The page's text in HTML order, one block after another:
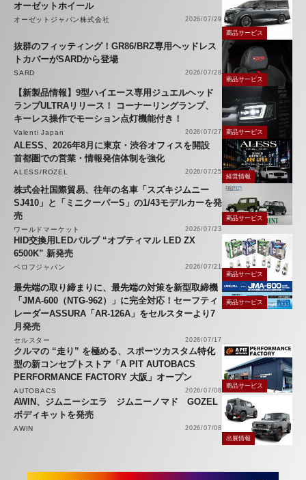
オーゼットホイール
オーゼットジャパン株式会社
2026/07/29
商品サービス
抜群のフィッティング！GR86/BRZ専用ヘッドレス
トカバーがSARDから登場
SARD
2026/07/28
商品サービス
【新製品情報】9型ハイエース専用ジュエルヘッド
ランプULTRAリリース！ コーナーリングランプ、
キーレス操作でモーション点灯機能付き！
Valenti Japan 2026/07/27 商品サービス
ALESS、2026年8月に東京・渋谷オフィスを開設
首都圏での営業・情報発信体制を強化
ALESS/ROZEL 2026/07/25
経営情報
株式会社国際貿易、往年の名車「スズキジムニー
SJ410」と「ミニクーパーS」の1/43モデルカーを発
売
ワールドマーケット 2026/07/23
商品サービス
HID交換用LEDバルブ “オプティマル LED ZX
6500K” 新発売
ベロフジャパン
2026/07/21
商品サービス
最先端の取り締まりに、最先端の対策を新型取締機
「JMA-600（NTG-962）」に完全対応！セーフティ
レーダーASSURA「AR-126A」をセルスターより7
月発売
セルスター 2026/07/17
商品サービス
クルマの “走り” を極める、スポーツカスタム特化
型の新コンセプトストア「A PIT AUTOBACS
PERFORMANCE FACTORY 大阪」オープン
AUTOBACS 2026/07/08
商品サービス
AWIN、ジムニーシエラ ジムニーノマド GOZEL
ボディキットを発売
AWIN
2026/07/08
出展情報